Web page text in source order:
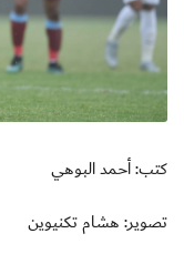
كتب: أحمد البوهي
تصوير: هشام تكنيوين